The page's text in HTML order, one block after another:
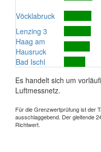
Vöcklabruck
Lenzing 3
Haag am
Hausruck
Bad Ischl
Es handelt sich um
Luftmessnetz.
Für die Grenzwertprüfung ist der
ausschlaggebend. Der gleitende
Richtwert.